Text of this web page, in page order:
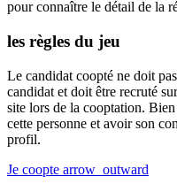
pour connaître le détail de la
les règles du jeu
Le candidat coopté ne doit
candidat et doit être recruté
site lors de la cooptation.
cette personne et avoir son
profil.
Je coopte arrow_outward